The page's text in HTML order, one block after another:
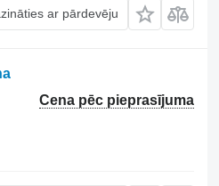
ar pārdevēju
Cena pēc pieprasījuma